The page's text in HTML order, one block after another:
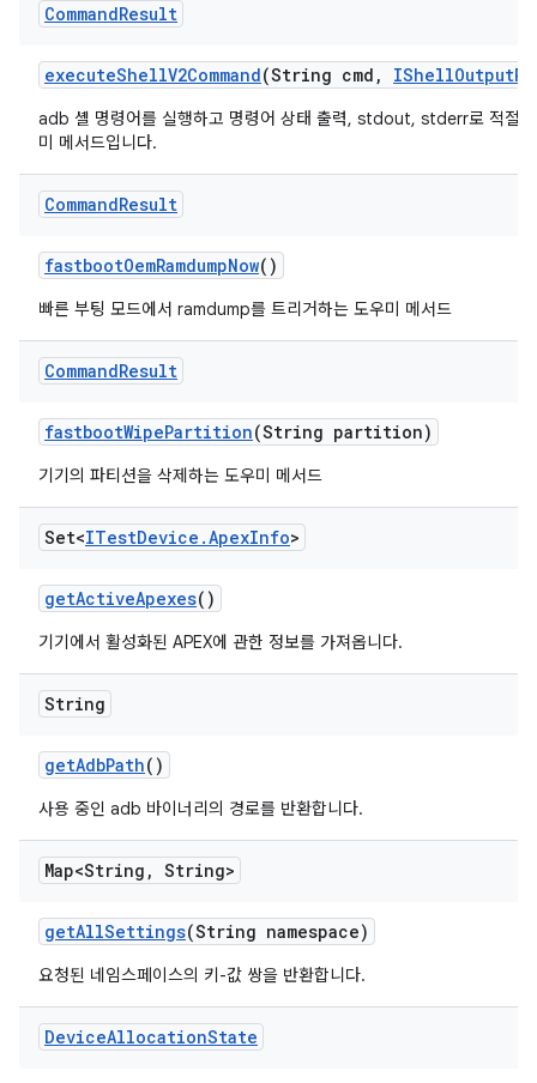
CommandResult
executeShellV2Command(String cmd , IShellOutput
adb 셸 명령어를 실행하고 명령어 상태 출력, stdout, stderr로 적절
미 메서드입니다.
CommandResult
fastbootOemRamdumpNow()
빠른 부팅 모드에서 ramdump를 트리거하는 도우미 메서드
CommandResult
fastbootWipePartition(String partition)
기기의 파티션을 삭제하는 도우미 메서드
Set<ITestDevice .ApexInfo>
getActiveApexes()
기기에서 활성화된 APEX에 관한 정보를 가져옵니다.
String
getAdbPath()
사용 중인 adb 바이너리의 경로를 반환합니다.
Map<String , String>
getAllSettings(String namespace)
요청된 네임스페이스의 키-값 쌍을 반환합니다.
DeviceAllocationState